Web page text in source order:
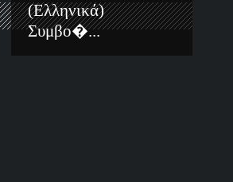
(Ελληνικά)
Συμβο�...